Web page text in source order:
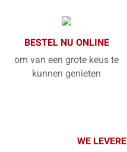
BESTEL NU ONLINE
om van een grote keus te
kunnen genieten
WE